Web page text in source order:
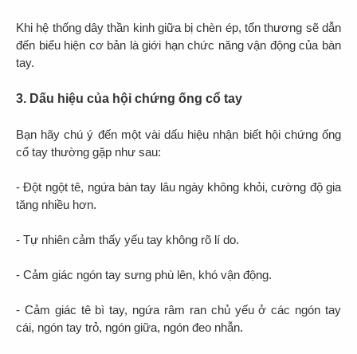
Khi hệ thống dây thần kinh giữa bị chèn ép, tổn thương sẽ dẫn
đến biểu hiện cơ bản là giới hạn chức năng vận động của bàn
tay.
3. Dấu hiệu của hội chứng ống cổ tay
Bạn hãy chú ý đến một vài dấu hiệu nhận biết hội chứng ống
cổ tay thường gặp như sau:
- Đột ngột tê, ngứa bàn tay lâu ngày không khỏi, cường độ gia
tăng nhiều hơn.
- Tự nhiên cảm thấy yếu tay không rõ lí do.
- Cảm giác ngón tay sưng phù lên, khó vận động.
- Cảm giác tê bì tay, ngứa râm ran chủ yếu ở các ngón tay
cái, ngón tay trỏ, ngón giữa, ngón đeo nhẫn.